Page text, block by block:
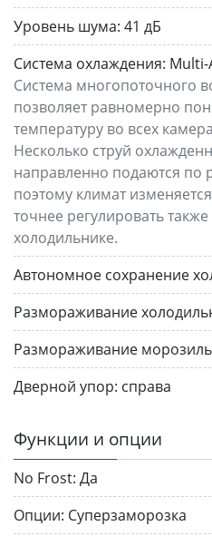
Уровень шума: 41 дБ
Система охлаждения: Multi-
Система многопоточного
позволяет равномерно
температуру во всех
Несколько струй
направленно подаются по
поэтому климат
точнее регулировать
холодильнике.
Автономное сохранение
Размораживание
Размораживание
Дверной упор: справа
Функции и опции
No Frost: Да
Опции: Суперзаморозка